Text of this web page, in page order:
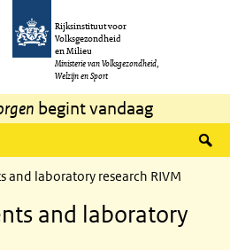
gaan
Rijksinstituut voor
Volksgezondheid
en Milieu
Ministerie van Volksgezondheid,
Welzijn en Sport
begint vandaag
and laboratory research RIVM
and laboratory